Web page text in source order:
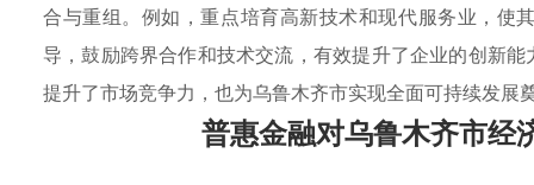
合与重组。例如，重点培育高新技术和现代服务业，使
导，鼓励跨界合作和技术交流，有效提升了企业的创新
提升了市场竞争力，也为乌鲁木齐市实现全面可持续发展
普惠金融对乌鲁木齐市经